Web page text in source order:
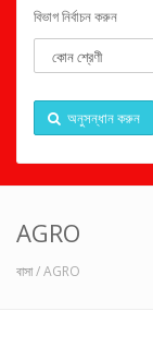
বিভাগ নির্বাচন করুন
অনুসন্ধান করুন
AGRO
বাসা/ AGRO